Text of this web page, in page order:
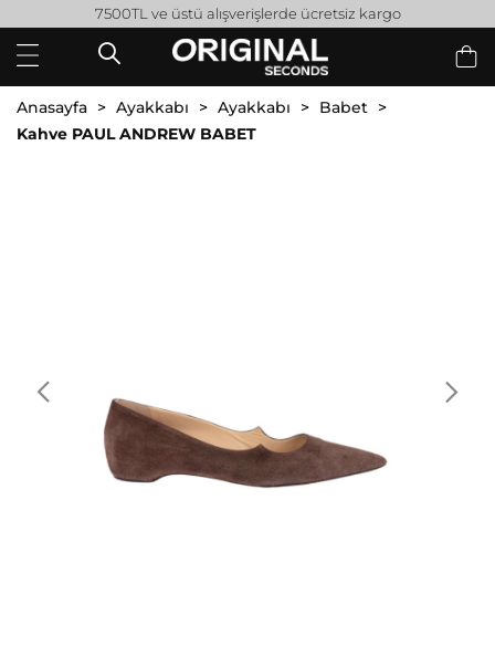
7500TL ve üstü alışverişlerde ücretsiz kargo
Anasayfa Ayakkabı Ayakkabı
Babet
Kahve PAUL ANDREW BABET